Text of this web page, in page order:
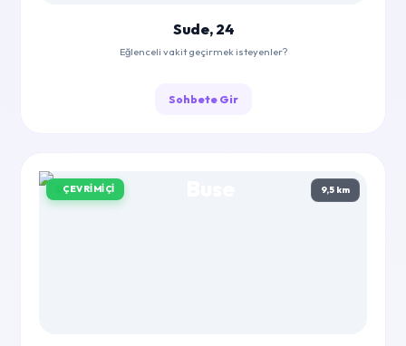
Sude, 24
Eğlenceli vakit geçirmek isteyenler?
Sohbete Gir
ÇEVRIMIÇI 9,5 km